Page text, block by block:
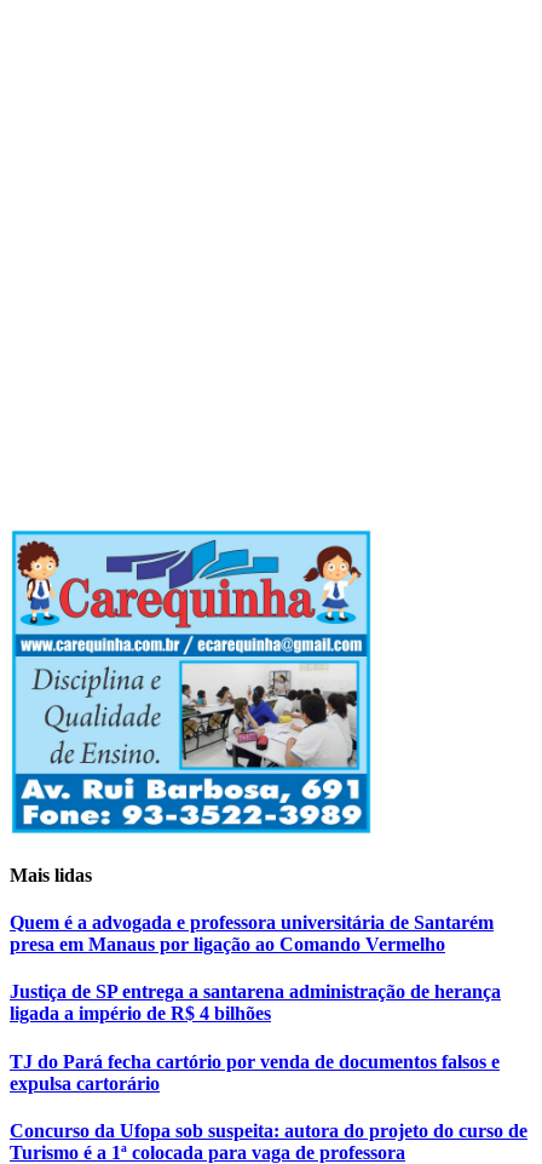
Mais lidas
Quem é a advogada e professora universitária de Santarém
presa em Manaus por ligação ao Comando Vermelho
Justiça de SP entrega a santarena administração de herança
ligada a império de R$ 4 bilhões
TJ do Pará fecha cartório por venda de documentos falsos e
expulsa cartorário
Concurso da Ufopa sob suspeita: autora do projeto do curso de
Turismo é a 1ª colocada para vaga de professora